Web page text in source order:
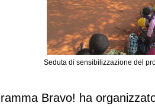
Seduta di sensibilizzazione del
Bravo! ha